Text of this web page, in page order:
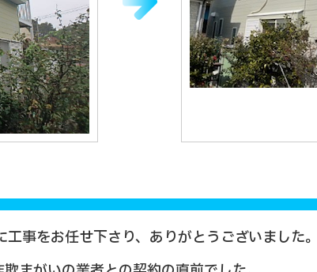
事をお任せ下さり、ありがとうございました